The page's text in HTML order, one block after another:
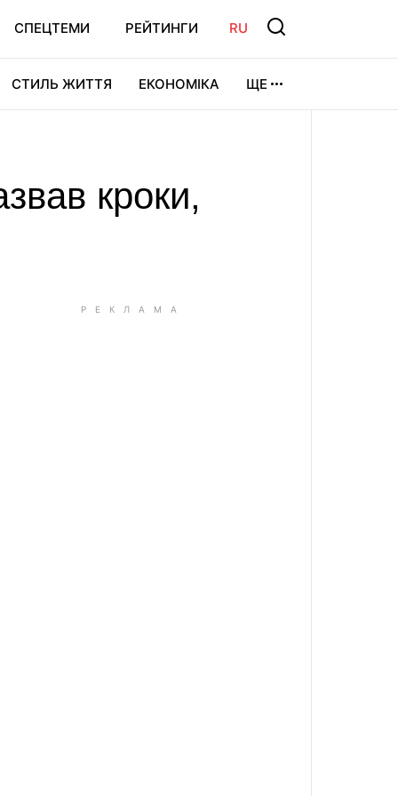
СПЕЦТЕМИ РЕЙТИНГИ RU
СТИЛЬ ЖИТТЯ ЕКОНОМІКА ЩЕ
кроки,